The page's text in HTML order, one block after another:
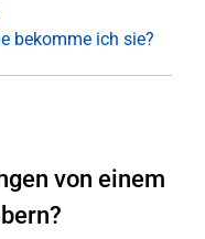
bekomme ich sie?
von einem